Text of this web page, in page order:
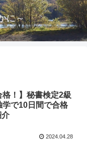
に～
格！】秘書検定2級
で10日間で合格
介
2024.04.28